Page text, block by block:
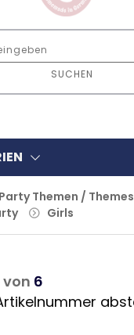
SUCHEN
Party Themen / Themes
Girls
von 6